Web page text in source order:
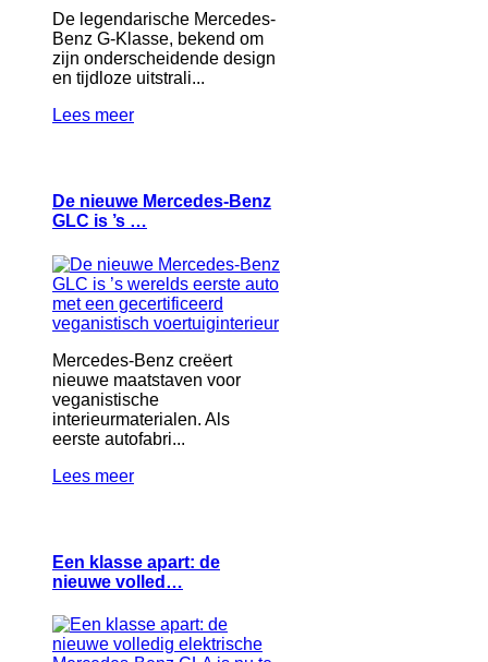
De legendarische Mercedes-
Benz G-Klasse, bekend om
zijn onderscheidende design
en tijdloze uitstrali...
Lees meer
De nieuwe Mercedes-Benz
GLC is ’s …
Mercedes-Benz creëert
nieuwe maatstaven voor
veganistische
interieurmaterialen. Als
eerste autofabri...
Lees meer
Een klasse apart: de
nieuwe volled…